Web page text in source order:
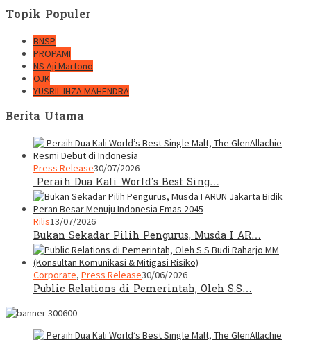
Topik Populer
BNSP
PROPAMI
NS Aji Martono
OJK
YUSRIL IHZA MAHENDRA
Berita Utama
Press Release30/07/2026
Peraih Dua Kali World’s Best Sing…
Rilis13/07/2026
Bukan Sekadar Pilih Pengurus, Musda I AR…
Corporate, Press Release30/06/2026
Public Relations di Pemerintah, Oleh S.S…